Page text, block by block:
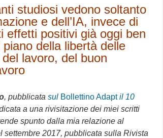
studiosi vedono soltanto
e dell’IA, invece di
effetti positivi già oggi ben
della libertà delle
lavoro, del buon
, pubblicata sul Bollettino Adaptil 10
a una rivisitazione dei miei scritti
spunto dalla mia relazione al
settembre 2017, pubblicata sulla Rivista